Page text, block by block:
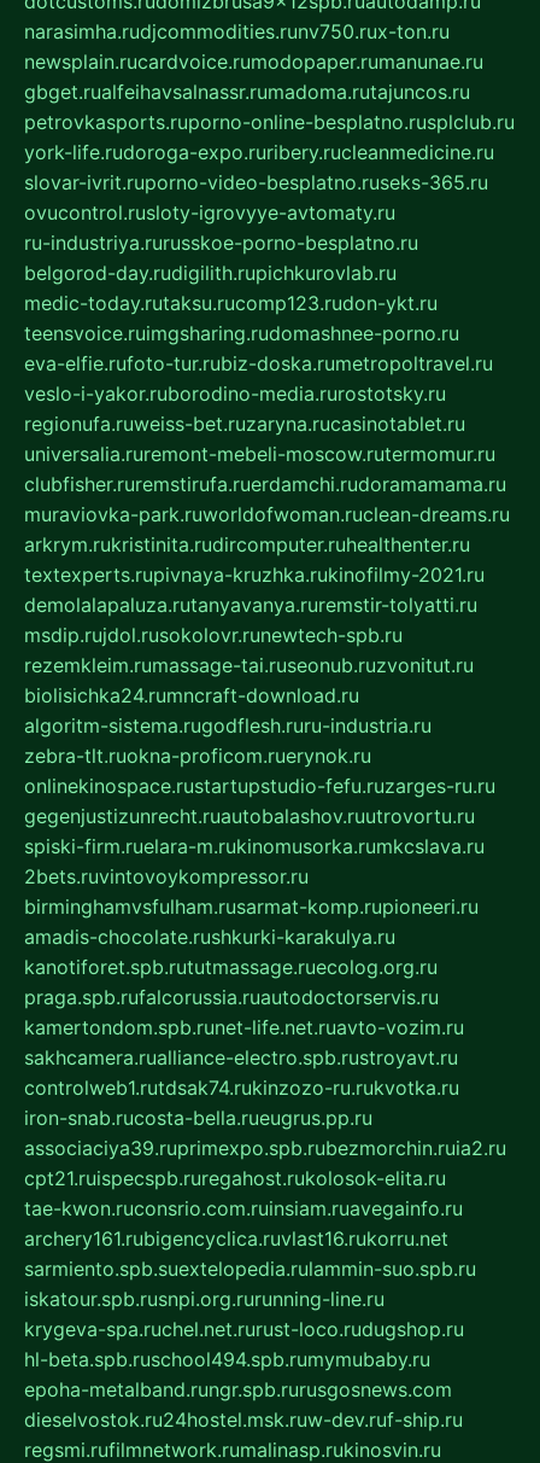
narasimha.rudjcommodities.runv750.rux-ton.ru
newsplain.rucardvoice.rumodopaper.rumanunae.ru
gbget.rualfeihavsalnassr.rumadoma.rutajuncos.ru
petrovkasports.ruporno-online-besplatno.rusplclub.ru
york-life.rudoroga-expo.ruribery.rucleanmedicine.ru
slovar-ivrit.ruporno-video-besplatno.ruseks-365.ru
ovucontrol.rusloty-igrovyye-avtomaty.ru
ru-industriya.rurusskoe-porno-besplatno.ru
belgorod-day.rudigilith.rupichkurovlab.ru
medic-today.rutaksu.rucomp123.rudon-ykt.ru
teensvoice.ruimgsharing.rudomashnee-porno.ru
eva-elfie.rufoto-tur.rubiz-doska.rumetropoltravel.ru
veslo-i-yakor.ruborodino-media.rurostotsky.ru
regionufa.ruweiss-bet.ruzaryna.rucasinotablet.ru
universalia.ruremont-mebeli-moscow.rutermomur.ru
clubfisher.ruremstirufa.ruerdamchi.rudoramamama.ru
muraviovka-park.ruworldofwoman.ruclean-dreams.ru
arkrym.rukristinita.rudircomputer.ruhealthenter.ru
textexperts.rupivnaya-kruzhka.rukinofilmy-2021.ru
demolalapaluza.rutanyavanya.ruremstir-tolyatti.ru
msdip.rujdol.rusokolovr.runewtech-spb.ru
rezemkleim.rumassage-tai.ruseonub.ruzvonitut.ru
biolisichka24.rumncraft-download.ru
algoritm-sistema.rugodflesh.ruru-industria.ru
zebra-tlt.ruokna-proficom.ruerynok.ru
onlinekinospace.rustartupstudio-fefu.ruzarges-ru.ru
gegenjustizunrecht.ruautobalashov.ruutrovortu.ru
spiski-firm.ruelara-m.rukinomusorka.rumkcslava.ru
2bets.ruvintovoykompressor.ru
birminghamvsfulham.rusarmat-komp.rupioneeri.ru
amadis-chocolate.rushkurki-karakulya.ru
kanotiforet.spb.rututmassage.ruecolog.org.ru
praga.spb.rufalcorussia.ruautodoctorservis.ru
kamertondom.spb.runet-life.net.ruavto-vozim.ru
sakhcamera.rualliance-electro.spb.rustroyavt.ru
controlweb1.rutdsak74.rukinzozo-ru.rukvotka.ru
iron-snab.rucosta-bella.rueugrus.pp.ru
associaciya39.ruprimexpo.spb.rubezmorchin.ruia2.ru
cpt21.ruispecspb.ruregahost.rukolosok-elita.ru
tae-kwon.ruconsrio.com.ruinsiam.ruavegainfo.ru
archery161.rubigencyclica.ruvlast16.rukorru.net
sarmiento.spb.suextelopedia.rulammin-suo.spb.ru
iskatour.spb.rusnpi.org.rurunning-line.ru
krygeva-spa.ruchel.net.rurust-loco.rudugshop.ru
hl-beta.spb.ruschool494.spb.rumymubaby.ru
epoha-metalband.rungr.spb.rurusgosnews.com
dieselvostok.ru24hostel.msk.ruw-dev.ruf-ship.ru
regsmi.rufilmnetwork.rumalinasp.rukinosvin.ru